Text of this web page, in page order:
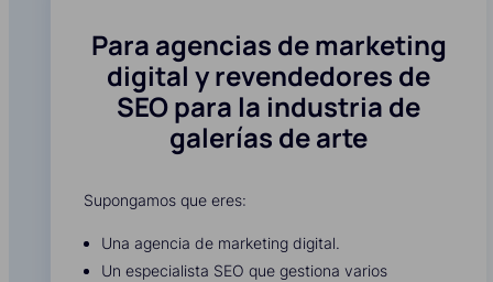
Para agencias de marketing
digital y revendedores de
SEO para la industria de
galerías de arte
Supongamos que eres:
Una agencia de marketing digital.
Un especialista SEO que gestiona varios